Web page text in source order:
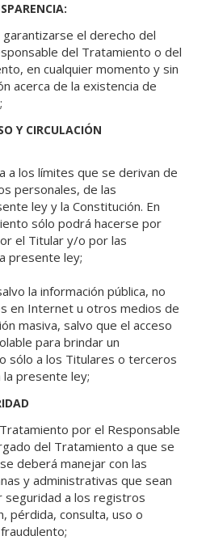
el derecho del
del Tratamiento o del
en cualquier momento y sin
acerca de la existencia de
Y CIRCULACIÓN
a los límites que se derivan de
personales, de las
ley y la Constitución. En
sólo podrá hacerse por
el Titular y/o por las
presente ley;
la información pública, no
en Internet u otros medios de
masiva, salvo que el acceso
para brindar un
sólo a los Titulares o terceros
presente ley;
por el Responsable
del Tratamiento a que se
deberá manejar con las
y administrativas que sean
seguridad a los registros
pérdida, consulta, uso o